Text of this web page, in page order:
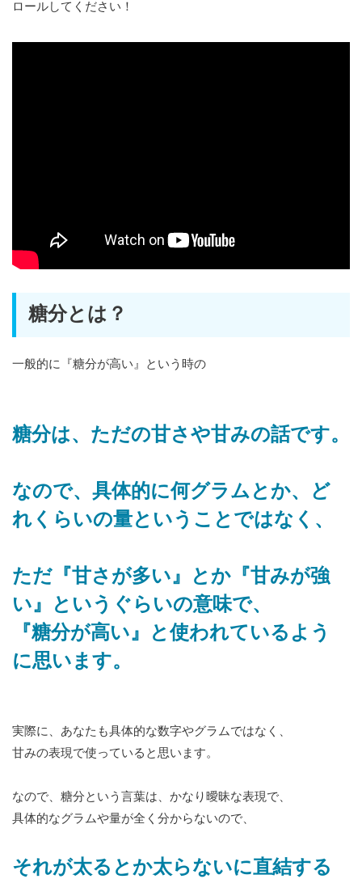
ロールしてください！
糖分とは？
一般的に『糖分が高い』という時の
糖分は、ただの甘さや甘みの話です。
なので、具体的に何グラムとか、ど
れくらいの量ということではなく、
ただ『甘さが多い』とか『甘みが強
い』というぐらいの意味で、
『糖分が高い』と使われているよう
に思います。
実際に、あなたも具体的な数字やグラムではなく、
甘みの表現で使っていると思います。
なので、糖分という言葉は、かなり曖昧な表現で、
具体的なグラムや量が全く分からないので、
それが太るとか太らないに直結する